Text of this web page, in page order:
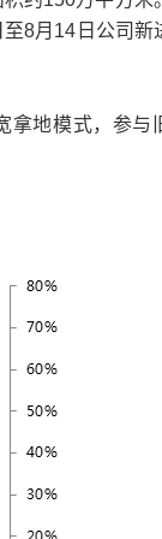
8月14日公司新
地模式，参与